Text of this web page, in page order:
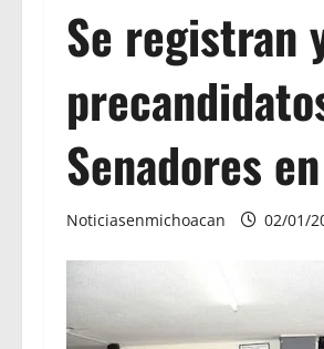
Se registran
Senadores
Noticiasenmichoacan 02/01/